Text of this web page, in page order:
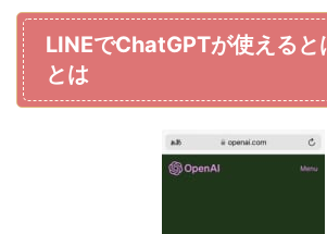
LINEでChatGPTが使えると
とは